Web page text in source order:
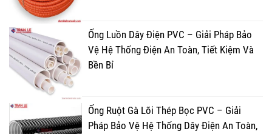
Ống Luồn Dây Điện PVC – Giải Pháp Bảo
Vệ Hệ Thống Điện An Toàn, Tiết Kiệm Và
Bền Bỉ
Ống Ruột Gà Lõi Thép Bọc PVC – Giải
Pháp Bảo Vệ Hệ Thống Dây Điện An Toàn,